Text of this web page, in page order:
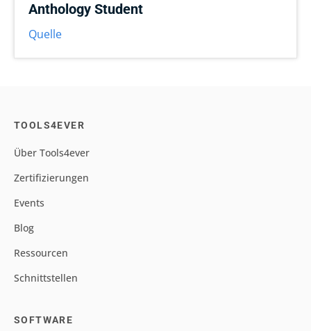
Anthology Student
Quelle
TOOLS4EVER
Über Tools4ever
Zertifizierungen
Events
Blog
Ressourcen
Schnittstellen
SOFTWARE